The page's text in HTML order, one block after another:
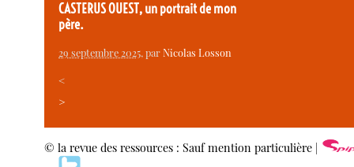
CASTERUS OUEST, un portrait de mon
père.
29 septembre 2025, parNicolas Losson
<
>
© la revue des ressources : Sauf mention particulière |